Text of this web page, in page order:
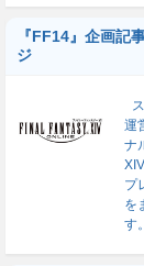
『FF14』企画記
ジ
運
ナ
プ
を
す。